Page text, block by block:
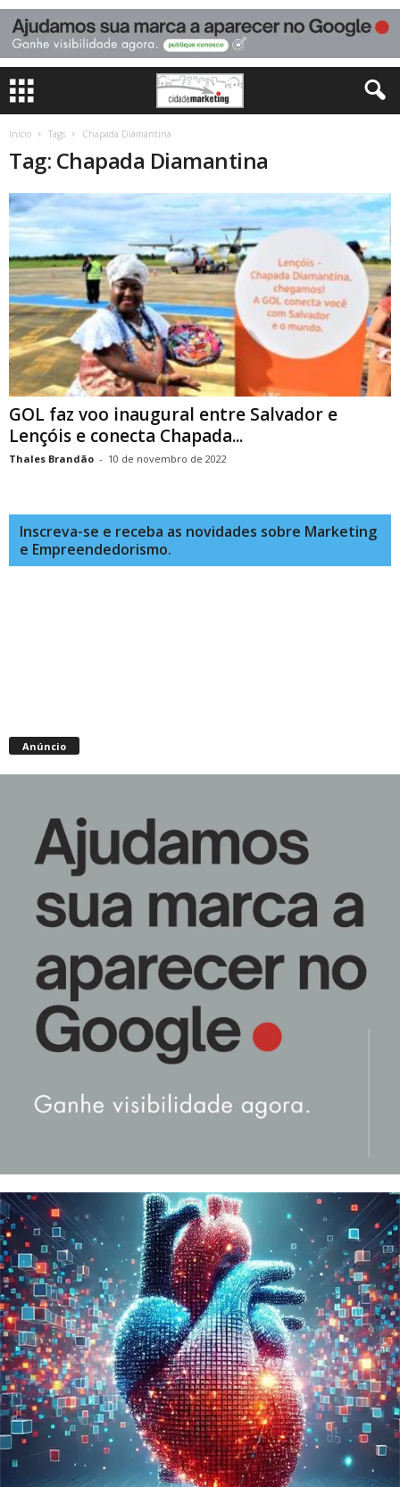
Início Tags Chapada Diamantina
Tag: Chapada Diamantina
GOL faz voo inaugural entre Salvador e
Lençóis e conecta Chapada...
Thales Brandão - 10 de novembro de 2022
Inscreva-se e receba as novidades sobre Marketing
e Empreendedorismo.
Anúncio